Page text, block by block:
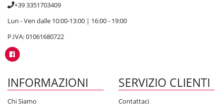
+39 3351703409
Lun - Ven dalle 10:00-13:00 | 16:00 - 19:00
P.IVA: 01061680722
INFORMAZIONI
Chi Siamo
SERVIZIO CLIENTI
Contattaci